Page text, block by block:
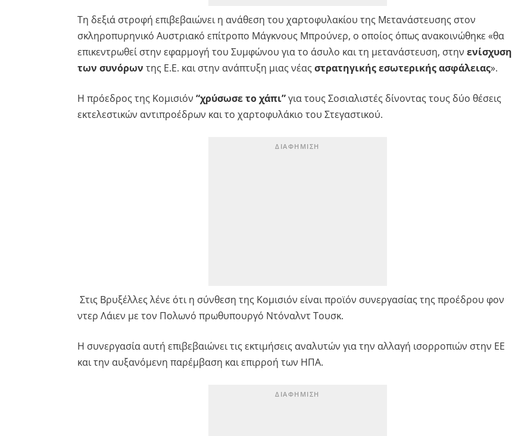
Τη δεξιά στροφή επιβεβαιώνει η ανάθεση του χαρτοφυλακίου της Μετανάστευσης στον
σκληροπυρηνικό Αυστριακό επίτροπο Μάγκνους Μπρούνερ, ο οποίος όπως ανακοινώθηκε «θα
επικεντρωθεί στην εφαρμογή του Συμφώνου για το άσυλο και τη μετανάστευση, στην ενίσχυση
των συνόρων της Ε.Ε. και στην ανάπτυξη μιας νέας στρατηγικής εσωτερικής ασφάλειας».
Η πρόεδρος της Κομισιόν “χρύσωσε το χάπι”για τους Σοσιαλιστές δίνοντας τους δύο θέσεις
εκτελεστικών αντιπροέδρων και το χαρτοφυλάκιο του Στεγαστικού.
Στις Βρυξέλλες λένε ότι η σύνθεση της Κομισιόν είναι προϊόν συνεργασίας της προέδρου φον
ντερ Λάιεν με τον Πολωνό πρωθυπουργό Ντόναλντ Τουσκ.
Η συνεργασία αυτή επιβεβαιώνει τις εκτιμήσεις αναλυτών για την αλλαγή ισορροπιών στην ΕΕ
και την αυξανόμενη παρέμβαση και επιρροή των ΗΠΑ.